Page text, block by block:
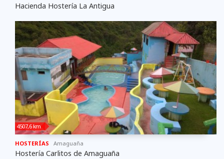
Hacienda Hostería La Antigua
4507,6 km
HOSTERÍAS Amaguaña
Hostería Carlitos de Amaguaña